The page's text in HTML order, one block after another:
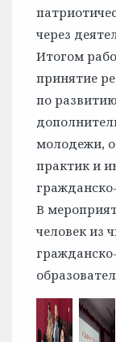
через
Итогом
принятие
по
молодежи,
практик и
В
человек из